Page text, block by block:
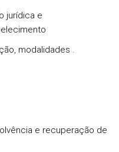
jurídica e
modalidades .
e recuperação de